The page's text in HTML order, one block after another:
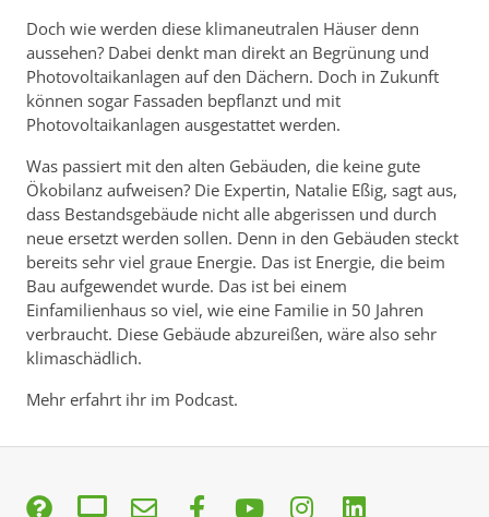
Doch wie werden diese klimaneutralen Häuser denn
aussehen? Dabei denkt man direkt an Begrünung und
Photovoltaikanlagen auf den Dächern. Doch in Zukunft
können sogar Fassaden bepflanzt und mit
Photovoltaikanlagen ausgestattet werden.
Was passiert mit den alten Gebäuden, die keine gute
Ökobilanz aufweisen? Die Expertin, Natalie Eßig, sagt aus,
dass Bestandsgebäude nicht alle abgerissen und durch
neue ersetzt werden sollen. Denn in den Gebäuden steckt
bereits sehr viel graue Energie. Das ist Energie, die beim
Bau aufgewendet wurde. Das ist bei einem
Einfamilienhaus so viel, wie eine Familie in 50 Jahren
verbraucht. Diese Gebäude abzureißen, wäre also sehr
klimaschädlich.
Mehr erfahrt ihr im Podcast.